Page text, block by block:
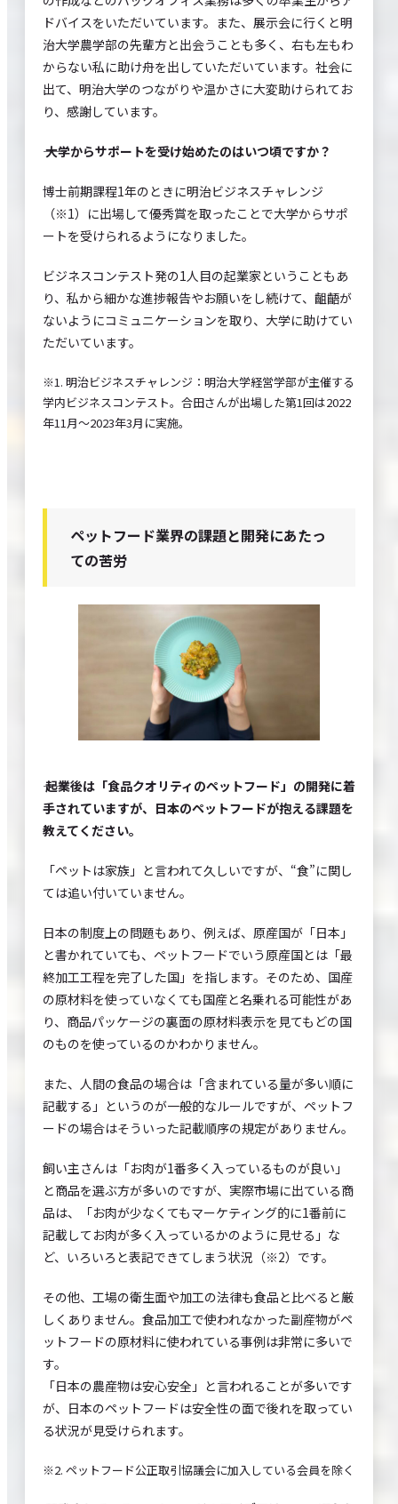
ドバイスをいただいています。また、展示会に行くと明
治大学農学部の先輩方と出会うことも多く、右も左もわ
からない私に助け舟を出していただいています。社会に
出て、明治大学のつながりや温かさに大変助けられてお
り、感謝しています。
―― 大学からサポートを受け始めたのはいつ頃ですか？
博士前期課程1年のときに明治ビジネスチャレンジ
（※1）に出場して優秀賞を取ったことで大学からサポ
ートを受けられるようになりました。
ビジネスコンテスト発の1人目の起業家ということもあ
り、私から細かな進捗報告やお願いをし続けて、齟齬が
ないようにコミュニケーションを取り、大学に助けてい
ただいています。
※1. 明治ビジネスチャレンジ：明治大学経営学部が主催する
学内ビジネスコンテスト。合田さんが出場した第1回は2022
年11月～2023年3月に実施。
ペットフード業界の課題と開発にあたっ
ての苦労
―― 起業後は「食品クオリティのペットフード」の開発に着
手されていますが、日本のペットフードが抱える課題を
教えてください。
「ペットは家族」と言われて久しいですが、“食”に関し
ては追い付いていません。
日本の制度上の問題もあり、例えば、原産国が「日本」
と書かれていても、ペットフードでいう原産国とは「最
終加工工程を完了した国」を指します。そのため、国産
の原材料を使っていなくても国産と名乗れる可能性があ
り、商品パッケージの裏面の原材料表示を見てもどの国
のものを使っているのかわかりません。
また、人間の食品の場合は「含まれている量が多い順に
記載する」というのが一般的なルールですが、ペットフ
ードの場合はそういった記載順序の規定がありません。
飼い主さんは「お肉が1番多く入っているものが良い」
と商品を選ぶ方が多いのですが、実際市場に出ている商
品は、「お肉が少なくてもマーケティング的に1番前に
記載してお肉が多く入っているかのように見せる」な
ど、いろいろと表記できてしまう状況（※2）です。
その他、工場の衛生面や加工の法律も食品と比べると厳
しくありません。食品加工で使われなかった副産物がペ
ットフードの原材料に使われている事例は非常に多いで
す。
「日本の農産物は安心安全」と言われることが多いです
が、日本のペットフードは安全性の面で後れを取ってい
る状況が見受けられます。
※2. ペットフード公正取引協議会に加入している会員を除く